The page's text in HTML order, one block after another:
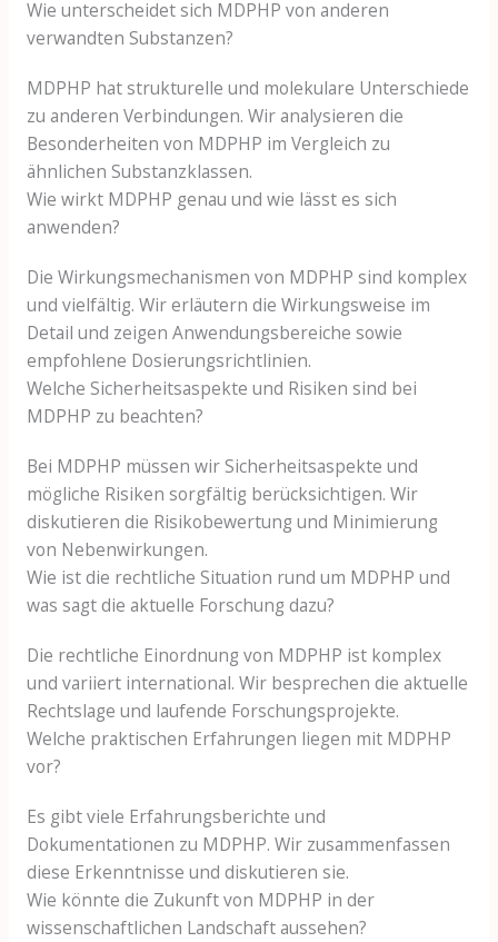
Wie unterscheidet sich MDPHP von anderen
verwandten Substanzen?
MDPHP hat strukturelle und molekulare Unterschiede
zu anderen Verbindungen. Wir analysieren die
Besonderheiten von MDPHP im Vergleich zu
ähnlichen Substanzklassen.
Wie wirkt MDPHP genau und wie lässt es sich
anwenden?
Die Wirkungsmechanismen von MDPHP sind komplex
und vielfältig. Wir erläutern die Wirkungsweise im
Detail und zeigen Anwendungsbereiche sowie
empfohlene Dosierungsrichtlinien.
Welche Sicherheitsaspekte und Risiken sind bei
MDPHP zu beachten?
Bei MDPHP müssen wir Sicherheitsaspekte und
mögliche Risiken sorgfältig berücksichtigen. Wir
diskutieren die Risikobewertung und Minimierung
von Nebenwirkungen.
Wie ist die rechtliche Situation rund um MDPHP und
was sagt die aktuelle Forschung dazu?
Die rechtliche Einordnung von MDPHP ist komplex
und variiert international. Wir besprechen die aktuelle
Rechtslage und laufende Forschungsprojekte.
Welche praktischen Erfahrungen liegen mit MDPHP
vor?
Es gibt viele Erfahrungsberichte und
Dokumentationen zu MDPHP. Wir zusammenfassen
diese Erkenntnisse und diskutieren sie.
Wie könnte die Zukunft von MDPHP in der
wissenschaftlichen Landschaft aussehen?